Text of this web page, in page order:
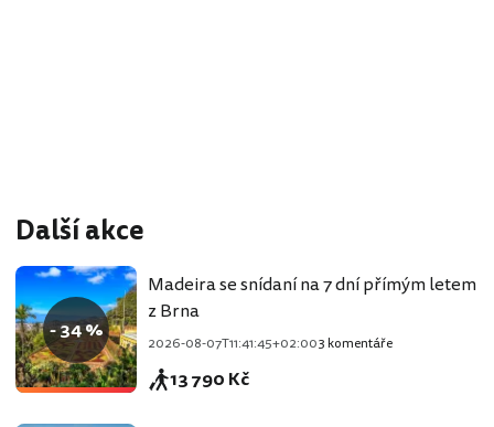
Další akce
- 34 %
Madeira se snídaní na 7 dní přímým letem
z Brna
2026-08-07T11:41:45+02:003 komentáře
13 790 Kč